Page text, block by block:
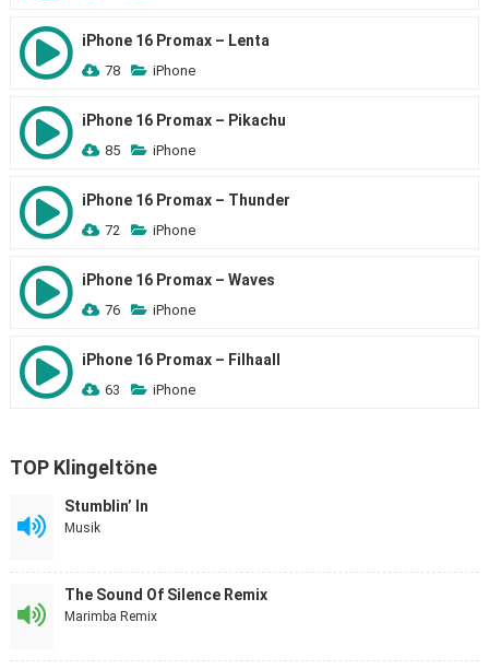
iPhone 16 Promax – Lenta
78 iPhone
iPhone 16 Promax – Pikachu
85 iPhone
iPhone 16 Promax – Thunder
72 iPhone
iPhone 16 Promax – Waves
76 iPhone
iPhone 16 Promax – Filhaall
63 iPhone
TOP Klingeltöne
Stumblin’ In
Musik
The Sound Of Silence Remix
Marimba Remix